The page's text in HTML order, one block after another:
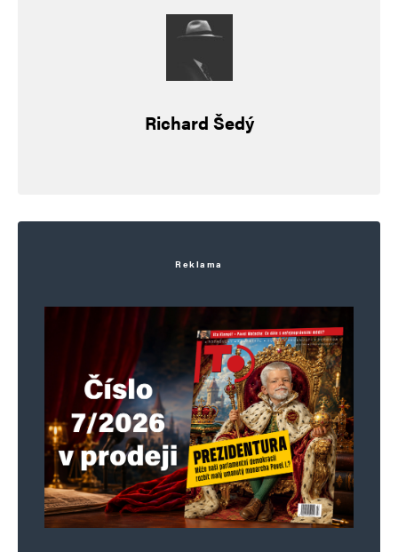
Informujte mě o nových komentářích e-mailem.
Informujte mě o nových příspěvcích e-mailem.
Richard Šedý
Reklama